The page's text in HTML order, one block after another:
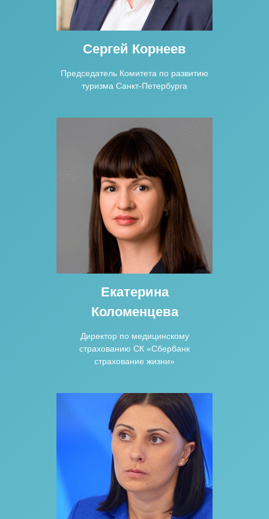
Сергей Корнеев
Председатель Комитета по развитию
туризма Санкт-Петербурга
Екатерина
Коломенцева
Директор по медицинскому
страхованию СК «Сбербанк
страхование жизни»